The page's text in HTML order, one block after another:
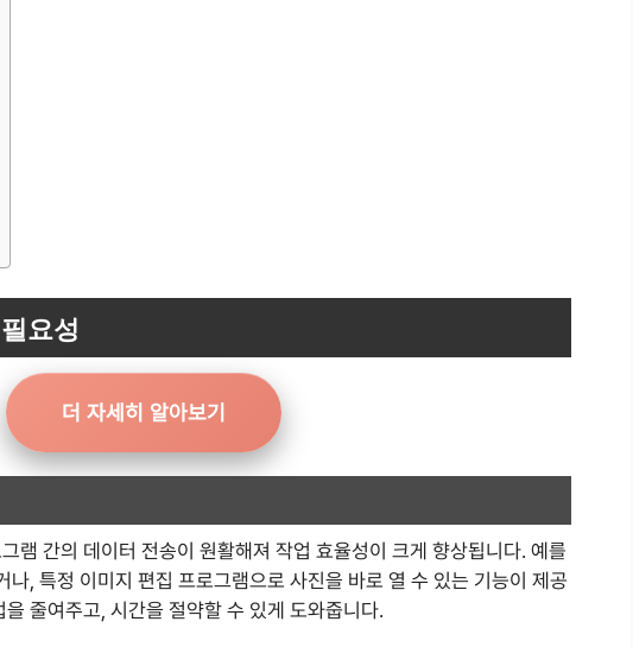
요성
더 자세히 알아보기
램 간의 데이터 전송이 원활해져 작업 효율성이 크게 향상됩니다. 예를
나, 특정 이미지 편집 프로그램으로 사진을 바로 열 수 있는 기능이 제공
줄여주고, 시간을 절약할 수 있게 도와줍니다.